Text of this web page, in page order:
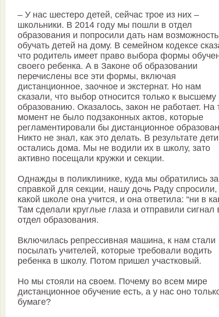
– У нас шестеро детей, сейчас трое из них –
школьники. В 2014 году мы пошли в отдел
образования и попросили дать нам возможность
обучать детей на дому. В семейном кодексе
что родитель имеет право выбора формы
своего ребенка. А в Законе об образовании
перечислены все эти формы, включая
дистанционное, заочное и экстернат. Но нам
сказали, что выбор относится только к высшему
образованию. Оказалось, закон не работает. На
момент не было подзаконных актов, которые
регламентировали бы дистанционное
Никто не знал, как это делать. В результате дети
остались дома. Мы не водили их в школу, зато
активно посещали кружки и секции.
Однажды в поликлинике, куда мы обратились за
справкой для секции, нашу дочь Раду спросили,
какой школе она учится, и она ответила: “ни в
Там сделали круглые глаза и отправили сигнал
отдел образования.
Включилась репрессивная машина, к нам стали
посылать учителей, которые требовали водить
ребенка в школу. Потом пришел участковый.
Но мы стояли на своем. Почему во всем мире
дистанционное обучение есть, а у нас оно
бумаге?